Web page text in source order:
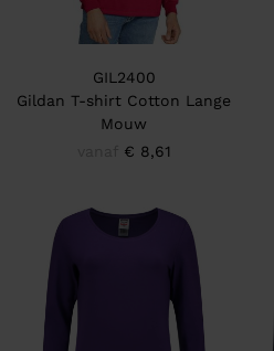
GIL2400
Gildan T-shirt Cotton Lange
Mouw
€ 8,61